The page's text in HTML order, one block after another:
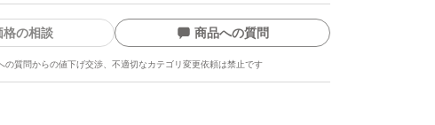
格の相談 商品への質問
の質問からの値下げ交渉、不適切なカテゴリ変更依頼は禁止です